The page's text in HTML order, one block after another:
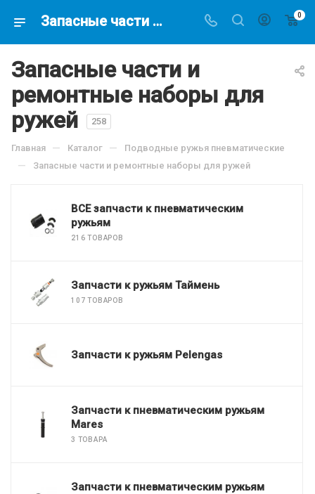
Запасные части и ремонтные наборы для ружей купить в магазине подводной охоты - Водолаз.РФ - 0
Запасные части и
ремонтные наборы для
ружей
258
Главная — Каталог — Подводные ружья пневматические
— Запасные части и ремонтные наборы для ружей
ВСЕ запчасти к пневматическим
ружьям
216 ТОВАРОВ
Запчасти к ружьям Таймень
107 ТОВАРОВ
Запчасти к ружьям Pelengas
Запчасти к пневматическим ружьям
Mares
3 ТОВАРА
Запчасти к пневматическим ружьям